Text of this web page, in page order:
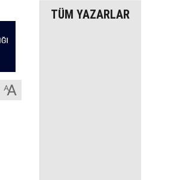
TÜM YAZARLAR